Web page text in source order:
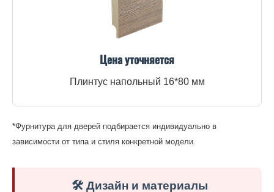
Цена уточняется
Плинтус напольный 16*80 мм
*Фурнитура для дверей подбирается индивидуально в
зависимости от типа и стиля конкретной модели.
🛠️ Дизайн и материалы